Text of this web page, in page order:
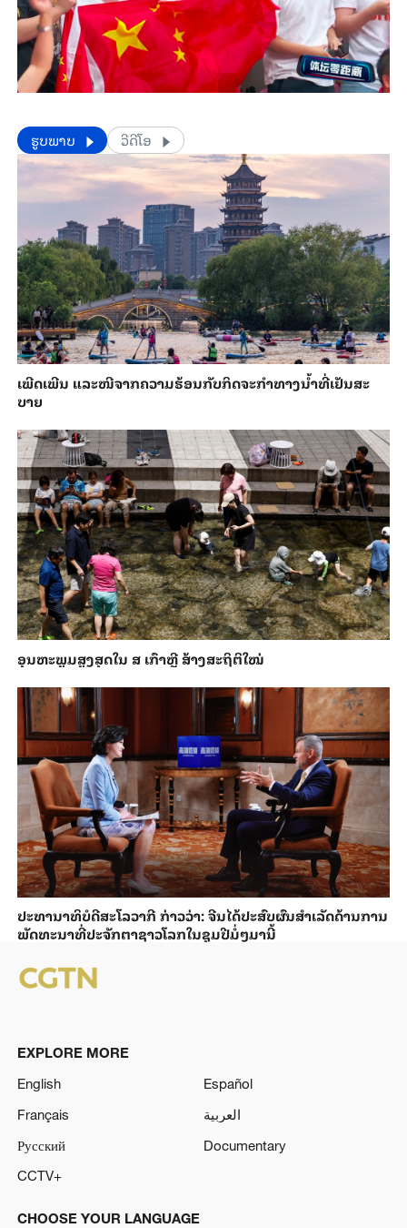
​​ຮູບພາບ ວີດີໂອ
ເພີດ​ເພີນ ແລະ​ໜີ​ຈາກ​ຄວາມ​ຮ້ອນ​ກັບ​ກິດ​ຈະ​ກຳ​ທາງ​ນ້ຳ​​ທີ່​ເຢັນ​ສະ​
ບາຍ
ອຸນ​ຫະ​ພູມ​ສູງ​ສຸດ​​ໃນ ສ ເກົາຫຼີ ສ້າງ​ສະ​ຖິ​ຕິ​ໃໝ່
ປະ​ທາ​ນາ​ທິ​ບໍ​ດີ​ສະ​ໂລ​ວາ​ກີ ກ່າວ​ວ່າ: ຈີນ​ໄດ້​ປະ​ສົບ​ຜົ​ນ​ສຳ​ເລັດ​ດ້ານ​ການ​
ພັດ​ທະ​ນາ​ທີ່​ປະ​ຈັກ​ຕາ​ຊາວ​ໂລກ​ໃນ​ຊຸມ​ປີ​ມໍ່ໆ​ມາ​ນີ້
EXPLORE MORE
English
Español
Français
العربية
Русский
Documentary
CCTV+
CHOOSE YOUR LANGUAGE